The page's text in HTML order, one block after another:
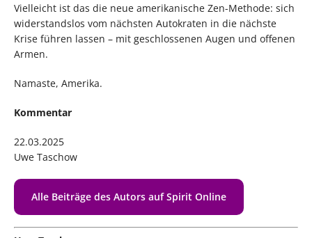
Vielleicht ist das die neue amerikanische Zen-Methode: sich
widerstandslos vom nächsten Autokraten in die nächste
Krise führen lassen – mit geschlossenen Augen und offenen
Armen.
Namaste, Amerika.
Kommentar
22.03.2025
Uwe Taschow
Alle Beiträge des Autors auf Spirit Online